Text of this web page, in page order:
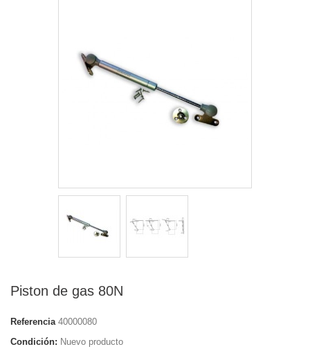
Piston de gas 80N
Referencia 40000080
Condición: Nuevo producto